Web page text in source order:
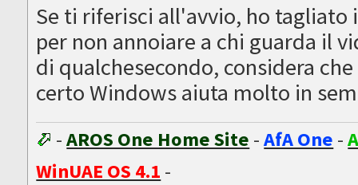
Se ti riferisci all'avvio, ho
per non annoiare a chi guarda il
di qualchesecondo, considera
certo Windows aiuta molto in
-AROS One Home Site -AfA One -
WinUAE OS 4.1 -